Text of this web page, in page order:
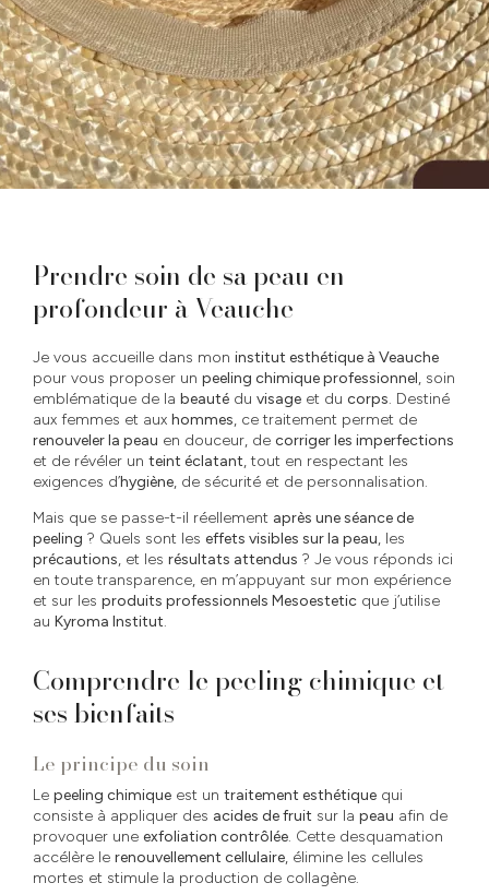
Prendre soin de sa peau en
profondeur à Veauche
Je vous accueille dans mon institut esthétique à Veauche
pour vous proposer un peeling chimique professionnel, soin
emblématique de la beauté du visage et du corps. Destiné
aux femmes et aux hommes, ce traitement permet de
renouveler la peau en douceur, de corriger les imperfections
et de révéler un teint éclatant, tout en respectant les
exigences d’hygiène, de sécurité et de personnalisation.
Mais que se passe-t-il réellement après une séance de
peeling ? Quels sont les effets visibles sur la peau, les
précautions, et les résultats attendus ? Je vous réponds ici
en toute transparence, en m’appuyant sur mon expérience
et sur les produits professionnels Mesoestetic que j’utilise
au Kyroma Institut.
Comprendre le peeling chimique et
ses bienfaits
Le principe du soin
Le peeling chimique est un traitement esthétique qui
consiste à appliquer des acides de fruit sur la peau afin de
provoquer une exfoliation contrôlée. Cette desquamation
accélère le renouvellement cellulaire, élimine les cellules
mortes et stimule la production de collagène.